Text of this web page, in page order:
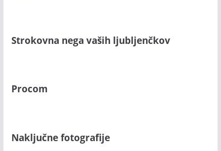
Strokovna nega vaših ljubljenčkov
Procom
Naključne fotografije